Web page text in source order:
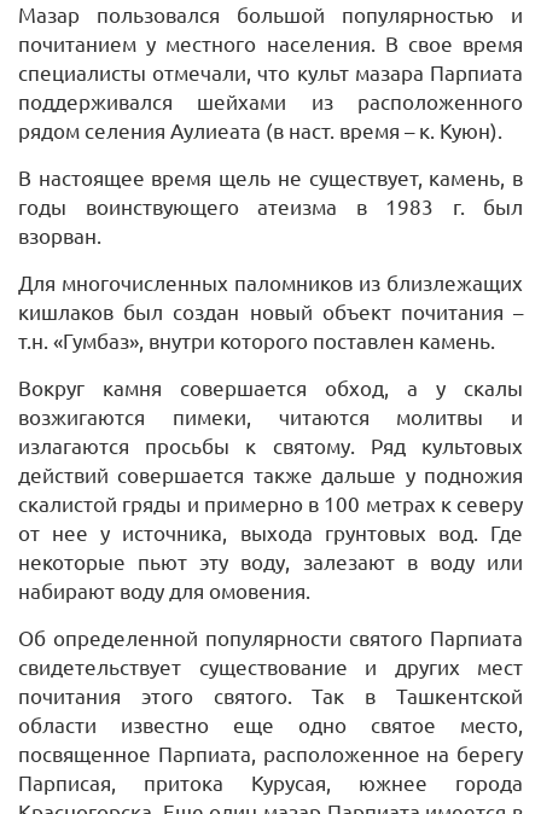
Мазар пользовался большой популярностью и
почитанием у местного населения. В свое время
специалисты отмечали, что культ мазара Парпиата
поддерживался шейхами из расположенного
рядом селения Аулиеата (в наст. время – к. Куюн).
В настоящее время щель не существует, камень, в
годы воинствующего атеизма в 1983 г. был
взорван.
Для многочисленных паломников из близлежащих
кишлаков был создан новый объект почитания –
т.н. «Гумбаз», внутри которого поставлен камень.
Вокруг камня совершается обход, а у скалы
возжигаются пимеки, читаются молитвы и
излагаются просьбы к святому. Ряд культовых
действий совершается также дальше у подножия
скалистой гряды и примерно в 100 метрах к северу
от нее у источника, выхода грунтовых вод. Где
некоторые пьют эту воду, залезают в воду или
набирают воду для омовения.
Об определенной популярности святого Парпиата
свидетельствует существование и других мест
почитания этого святого. Так в Ташкентской
области известно еще одно святое место,
посвященное Парпиата, расположенное на берегу
Парписая, притока Курусая, южнее города